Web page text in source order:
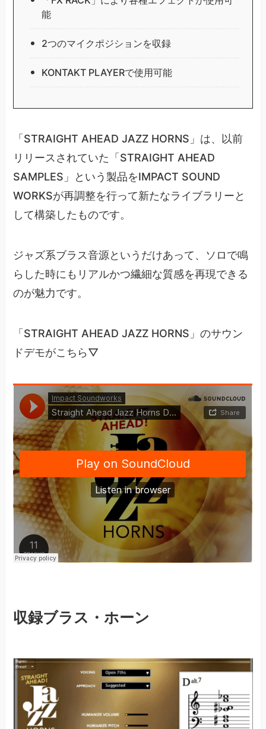
能
2つのマイクポジションを収録
KONTAKT PLAYERで使用可能
「STRAIGHT AHEAD JAZZ HORNS」は、以前
リリースされていた「STRAIGHT AHEAD
SAMPLES」という製品をIMPACT SOUND
WORKSが再調整を行って新たなライブラリーと
して構築したものです。
ジャズ系ブラス音源というだけあって、ソロで鳴
らした時にもリアルかつ繊細な質感を再現できる
のが魅力です。
「STRAIGHT AHEAD JAZZ HORNS」のサウン
ドデモがこちら▽
収録ブラス・ホーン